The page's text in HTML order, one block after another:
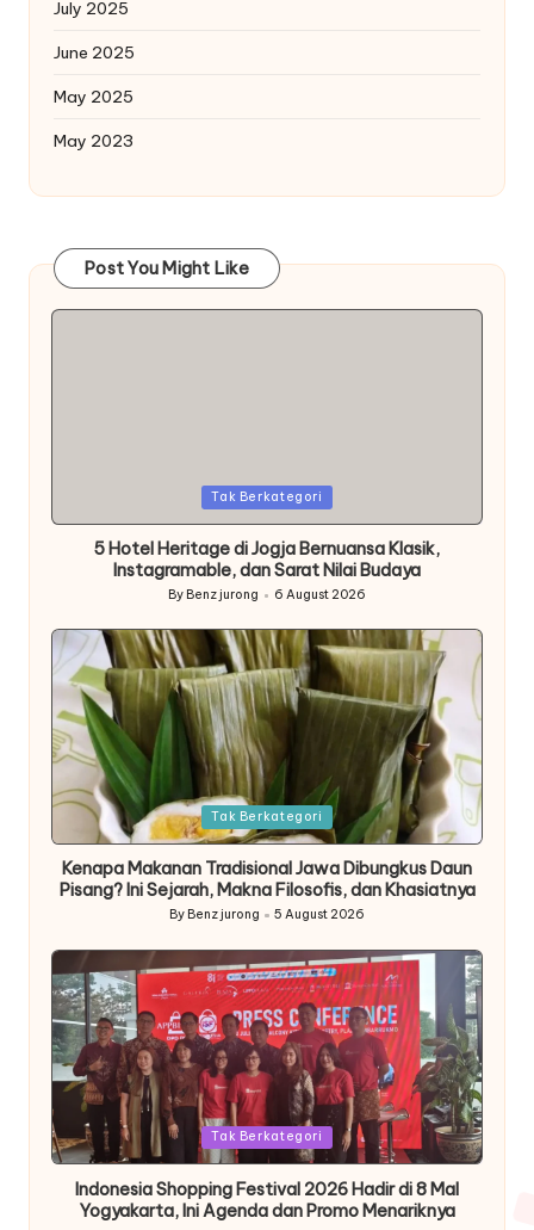
July 2025
June 2025
May 2025
May 2023
Post You Might Like
in
Tak Berkategori
5 Hotel Heritage di Jogja Bernuansa Klasik,
Instagramable, dan Sarat Nilai Budaya
Posted
by
By Benz jurong 6 August 2026
Posted
in
Tak Berkategori
Kenapa Makanan Tradisional Jawa Dibungkus Daun
Pisang? Ini Sejarah, Makna Filosofis, dan Khasiatnya
Posted
By Benz jurong 5 August 2026
Posted
in
Tak Berkategori
Indonesia Shopping Festival 2026 Hadir di 8 Mal
Yogyakarta, Ini Agenda dan Promo Menariknya